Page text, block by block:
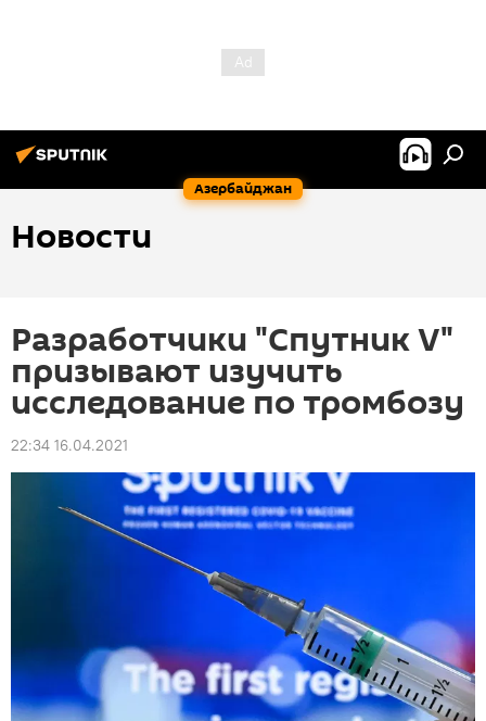
Азербайджан
Новости
Разработчики "Спутник V"
призывают изучить
исследование по тромбозу
22:34 16.04.2021